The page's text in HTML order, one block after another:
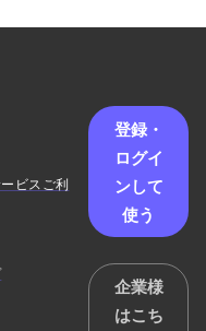
ビスご利
登録・
ログイ
ンして
使う
企業様
はこち